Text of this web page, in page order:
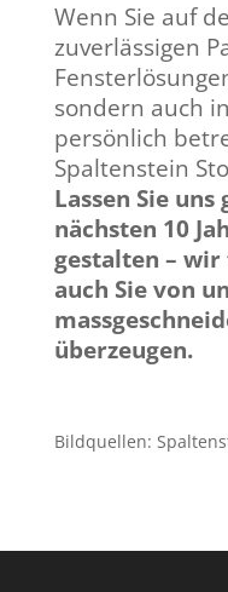
Wenn Sie auf
zuverlässigen
sondern auch
persönlich
Spaltenstein
Lassen Sie
nächsten 10
gestalten –
auch Sie von
überzeugen.
Bildquellen: